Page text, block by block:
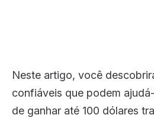
Neste artigo, você
confiáveis que podem
de ganhar até 100 dólares